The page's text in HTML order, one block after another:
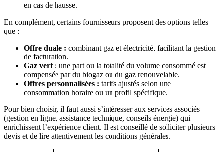
en cas de hausse.
En complément, certains fournisseurs proposent des options telles
que :
Offre duale : combinant gaz et électricité, facilitant la gestion
de facturation.
Gaz vert : une part ou la totalité du volume consommé est
compensée par du biogaz ou du gaz renouvelable.
Offres personnalisées : tarifs ajustés selon une
consommation horaire ou un profil spécifique.
Pour bien choisir, il faut aussi s’intéresser aux services associés
(gestion en ligne, assistance technique, conseils énergie) qui
enrichissent l’expérience client. Il est conseillé de solliciter plusieurs
devis et de lire attentivement les conditions générales.